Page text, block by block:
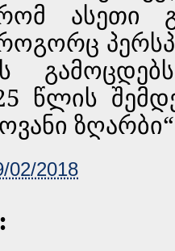
ასეთი
წლის
02/2018